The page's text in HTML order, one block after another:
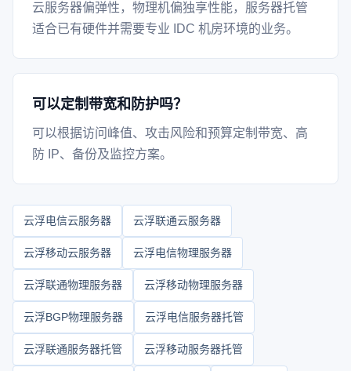
云服务器偏弹性，物理机偏独享性能，服务器托管
适合已有硬件并需要专业 IDC 机房环境的业务。
可以定制带宽和防护吗？
可以根据访问峰值、攻击风险和预算定制带宽、高
防 IP、备份及监控方案。
云浮电信云服务器 云浮联通云服务器
云浮移动云服务器 云浮电信物理服务器
云浮联通物理服务器 云浮移动物理服务器
云浮BGP物理服务器 云浮电信服务器托管
云浮联通服务器托管 云浮移动服务器托管